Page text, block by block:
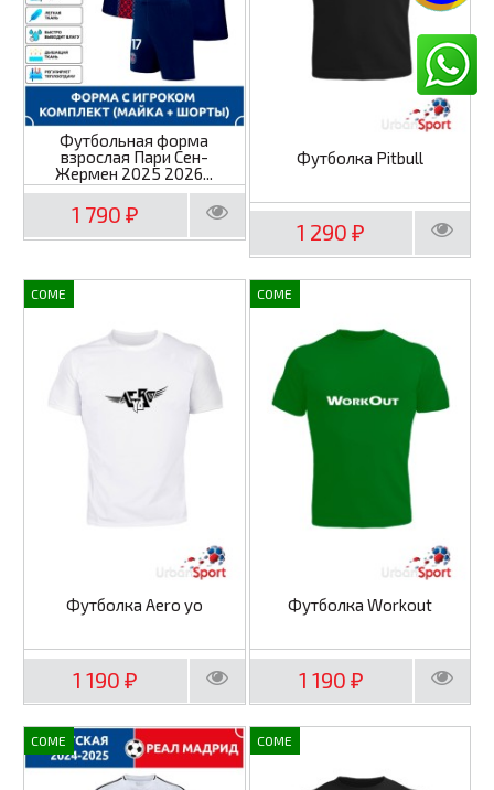
Футбольная форма
взрослая Пари Сен-
Жермен 2025 2026...
1 790₽
Футболка Pitbull
1 290₽
COME
Футболка Aero yo
1 190₽
COME
Футболка Workout
1 190 ₽
COME COME